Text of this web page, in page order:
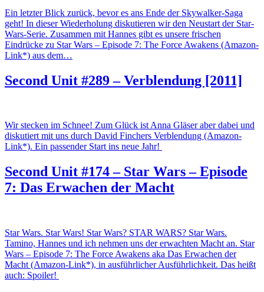
Ein letzter Blick zurück, bevor es ans Ende der Skywalker-Saga
geht! In dieser Wiederholung diskutieren wir den Neustart der Star-
Wars-Serie. Zusammen mit Hannes gibt es unsere frischen
Eindrücke zu Star Wars – Episode 7: The Force Awakens (Amazon-
Link*) aus dem…
Second Unit #289 – Verblendung [2011]
Wir stecken im Schnee! Zum Glück ist Anna Gläser aber dabei und
diskutiert mit uns durch David Finchers Verblendung (Amazon-
Link*). Ein passender Start ins neue Jahr!
Second Unit #174 – Star Wars – Episode
7: Das Erwachen der Macht
Star Wars. Star Wars! Star Wars? STAR WARS? Star Wars.
Tamino, Hannes und ich nehmen uns der erwachten Macht an. Star
Wars – Episode 7: The Force Awakens aka Das Erwachen der
Macht (Amazon-Link*), in ausführlicher Ausführlichkeit. Das heißt
auch: Spoiler!